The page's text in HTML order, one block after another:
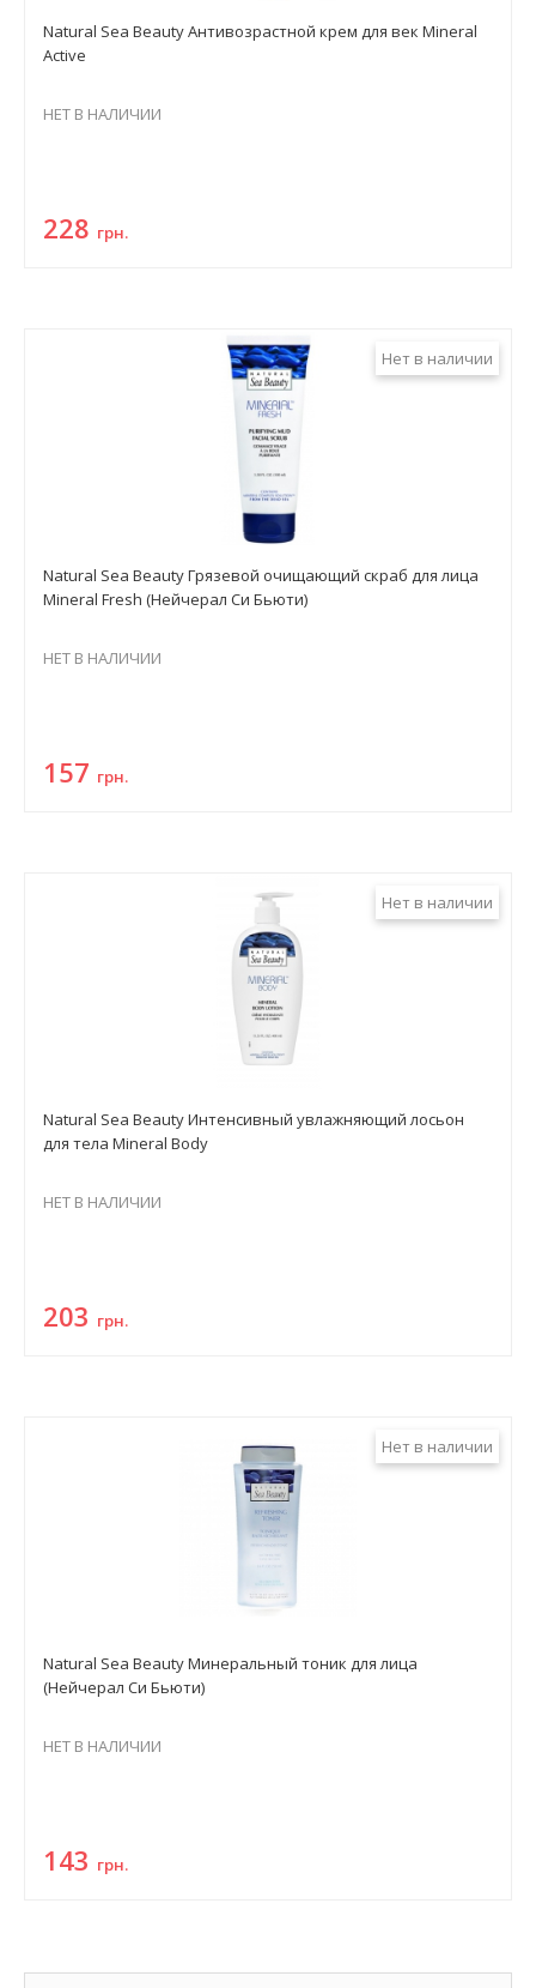
Natural Sea Beauty Антивозрастной крем для век Mineral
Active
НЕТ В НАЛИЧИИ
228 грн.
Нет в наличии
Natural Sea Beauty Грязевой очищающий скраб для лица
Mineral Fresh (Нейчерал Си Бьюти)
НЕТ В НАЛИЧИИ
157 грн.
Нет в наличии
Natural Sea Beauty Интенсивный увлажняющий лосьон
для тела Mineral Body
НЕТ В НАЛИЧИИ
203 грн.
Нет в наличии
Natural Sea Beauty Минеральный тоник для лица
(Нейчерал Си Бьюти)
НЕТ В НАЛИЧИИ
143 грн.